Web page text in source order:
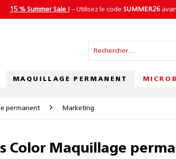
15 % Summer Sale ! – Utilisez le code SUMMER26
MAQUILLAGE PERMANENT
permanent Marketing
Color Maquillage